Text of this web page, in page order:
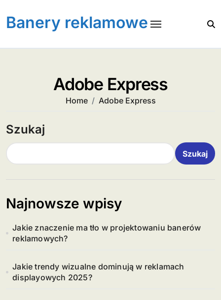
content
Banery reklamowe
Adobe Express
Home Adobe Express
Szukaj
Szukaj
Najnowsze wpisy
Jakie znaczenie ma tło w projektowaniu banerów
reklamowych?
Jakie trendy wizualne dominują w reklamach
displayowych 2025?